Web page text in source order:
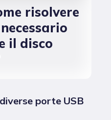
risolvere
il disco
porte USB